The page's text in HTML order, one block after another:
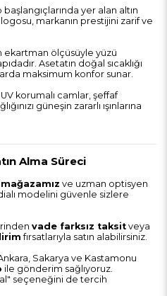
başlangıçlarında yer alan altın
markanın prestijini zarif ve
ekartman ölçüsüyle yüzü
Asetatın doğal sıcaklığı
maksimum konfor sunar.
UV korumalı camlar, şeffaf
güneşin zararlı ışınlarına
Alma Süreci
ve uzman optisyen
modelini güvenle sizlere
vade farksız taksit veya
fırsatlarıyla satın alabilirsiniz.
Sakarya ve Kastamonu
ile gönderim sağlıyoruz.
seçeneğini de tercih